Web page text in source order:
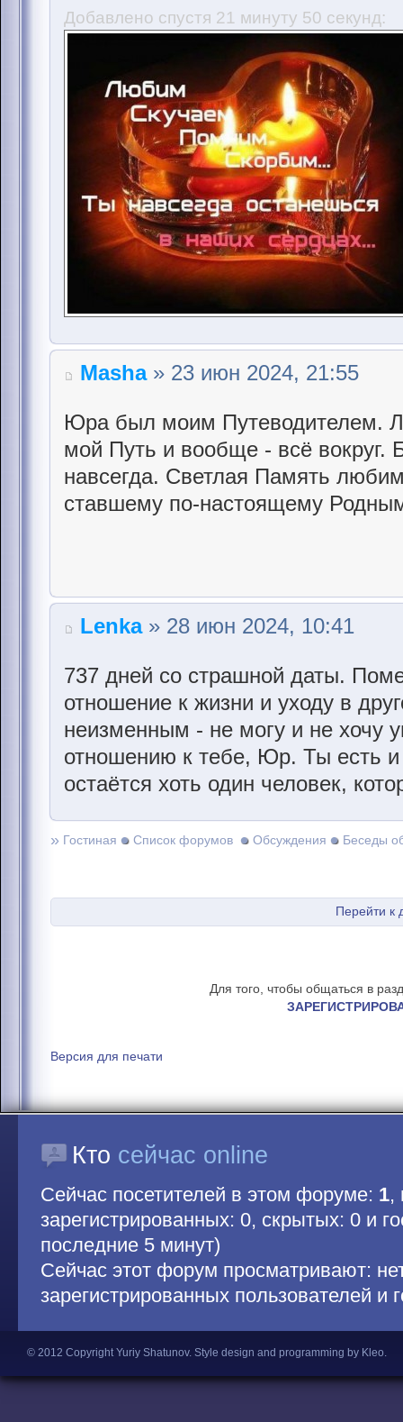
Добавлено спустя 21 минуту 50 секунд:
Masha» 23 июн 2024, 21:55
Юра был моим Путеводителем.
мой Путь и вообще - всё вокруг.
навсегда. Светлая Память
ставшему по-настоящему
Lenka» 28 июн 2024, 10:41
737 дней со страшной даты.
отношение к жизни и уходу в
неизменным - не могу и не хочу
отношению к тебе, Юр. Ты есть
остаётся хоть один человек,
» Гостиная Список форумов Обсуждения Беседы
Перейти к
Для того, чтобы общаться в
Версия для печати
Кто сейчас online
Сейчас посетителей в этом форуме: 1,
зарегистрированных: 0, скрытых: 0 и
последние 5 минут)
Сейчас этот форум просматривают:
зарегистрированных пользователей и
© 2012 Copyright Yuriy Shatunov. Style design and programming by Kleo.